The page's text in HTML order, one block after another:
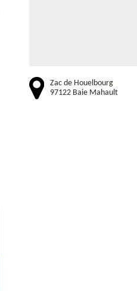
Zac de Houelbourg
97122 Baie Mahault